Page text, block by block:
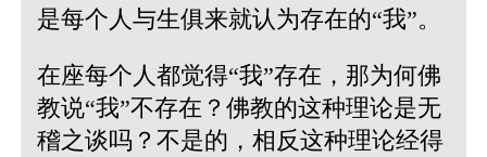
是每个人与生俱来就认为存在的“我”。
在座每个人都觉得“我”存在，那为何佛
教说“我”不存在？佛教的这种理论是无
稽之谈吗？不是的，相反这种理论经得